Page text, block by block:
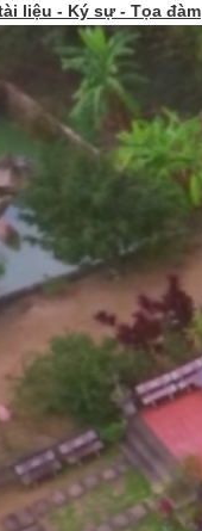
liệu - Ký sự - Tọa đàm